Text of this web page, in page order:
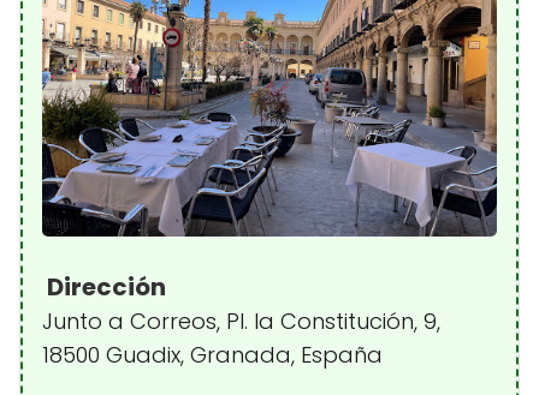
Dirección
Junto a Correos, Pl. la Constitución, 9,
18500 Guadix, Granada, España